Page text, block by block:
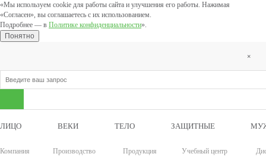
«Мы используем cookie для работы сайта и улучшения его работы. Нажимая
«Согласен», вы соглашаетесь с их использованием.
Подробнее — в Политике конфиденциальности».
Понятно
×
ЛИЦО ВЕКИ ТЕЛО ЗАЩИТНЫЕ
Компания Производство Продукция Учебный центр